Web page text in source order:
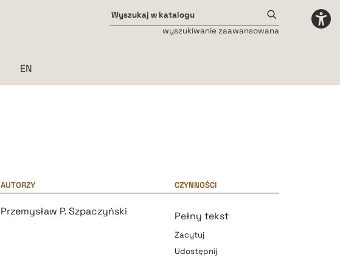
wyszukiwanie zaawansowana
AUTORZY CZYNNOŚCI
Przemysław P. Szpaczyński Pełny tekst
Zacytuj
Udostępnij